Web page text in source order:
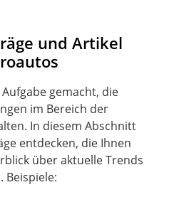
und Artikel
gemacht, die
im Bereich der
In diesem Abschnitt
entdecken, die Ihnen
über aktuelle Trends